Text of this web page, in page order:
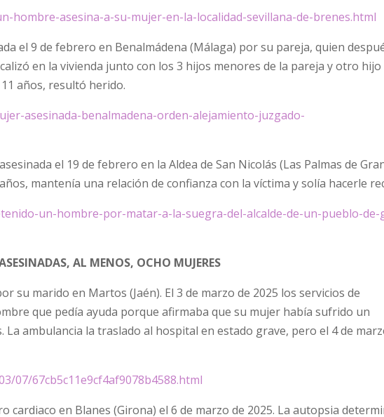
hombre-asesina-a-su-mujer-en-la-localidad-sevillana-de-brenes.html
el 9 de febrero en Benalmádena (Málaga) por su pareja, quien
en la vivienda junto con los 3 hijos menores de la pareja y otro hijo
años, resultó herido.
asesinada-benalmadena-orden-alejamiento-juzgado-
el 19 de febrero en la Aldea de San Nicolás (Las Palmas de
mantenía una relación de confianza con la víctima y solía hacerle
un-hombre-por-matar-a-la-suegra-del-alcalde-de-un-pueblo-de-
AL MENOS, OCHO MUJERES
su marido en Martos (Jaén). El 3 de marzo de 2025 los servicios de
que pedía ayuda porque afirmaba que su mujer había sufrido un
La ambulancia la traslado al hospital en estado grave, pero el 4 de
07/67cb5c11e9cf4af9078b4588.html
cardiaco en Blanes (Girona) el 6 de marzo de 2025. La autopsia